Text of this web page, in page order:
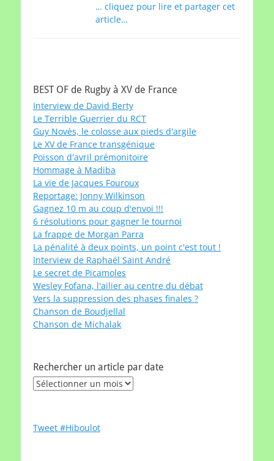
… cliquez pour lire et partager cet
article…
BEST OF de Rugby à XV de France
Interview de David Berty
Le Terrible Guerrier du RCT
Guy Novès, le colosse aux pieds d'argile
Le XV de France transgénique
Poisson d'avril prémonitoire
Hommage à Madiba
La vie de Jacques Fouroux
Reportage: Jonny Wilkinson
Gagnez 10 m au coup d'envoi !!!
6 résolutions pour gagner le tournoi
La frappe de Morgan Parra
La pénalité à deux points, un point c'est tout !
Interview de Raphaël Saint André
Le secret de Picamoles
Wesley Fofana, l'ailier au centre du débat
Vers la suppression des phases finales ?
Chanson de Boudjellal
Chanson de Michalak
Rechercher un article par date
Rechercher
date
Tweet #Hiboulot